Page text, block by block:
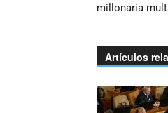
millonaria
Artículos